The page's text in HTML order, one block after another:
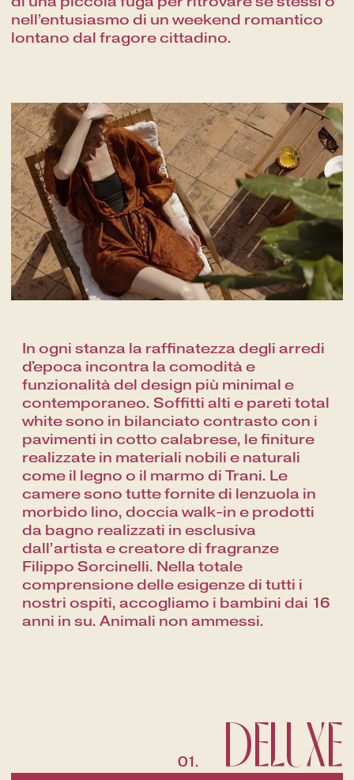
nell’entusiasmo di un weekend romantico
lontano dal fragore cittadino.
In ogni stanza la raffinatezza degli arredi
d'epoca incontra la comodità e
funzionalità del design più minimal e
contemporaneo. Soffitti alti e pareti total
white sono in bilanciato contrasto con i
pavimenti in cotto calabrese, le finiture
realizzate in materiali nobili e naturali
come il legno o il marmo di Trani. Le
camere sono tutte fornite di lenzuola in
morbido lino, doccia walk-in e prodotti
da bagno realizzati in esclusiva
dall’artista e creatore di fragranze
Filippo Sorcinelli. Nella totale
comprensione delle esigenze di tutti i
nostri ospiti, accogliamo i bambini dai 16
anni in su. Animali non ammessi.
01. DELUXE